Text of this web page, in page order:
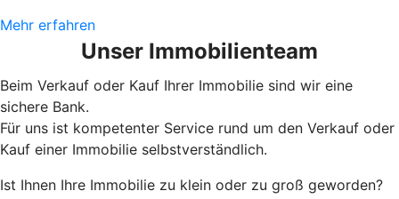
Mehr erfahren
Unser Immobilienteam
Beim Verkauf oder Kauf Ihrer Immobilie sind wir eine
sichere Bank.
Für uns ist kompetenter Service rund um den Verkauf oder
Kauf einer Immobilie selbstverständlich.
Ist Ihnen Ihre Immobilie zu klein oder zu groß geworden?